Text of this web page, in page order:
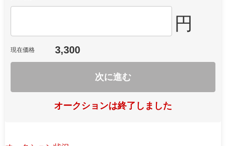
円
現在価格 3,300
次に進む
オークションは終了しました